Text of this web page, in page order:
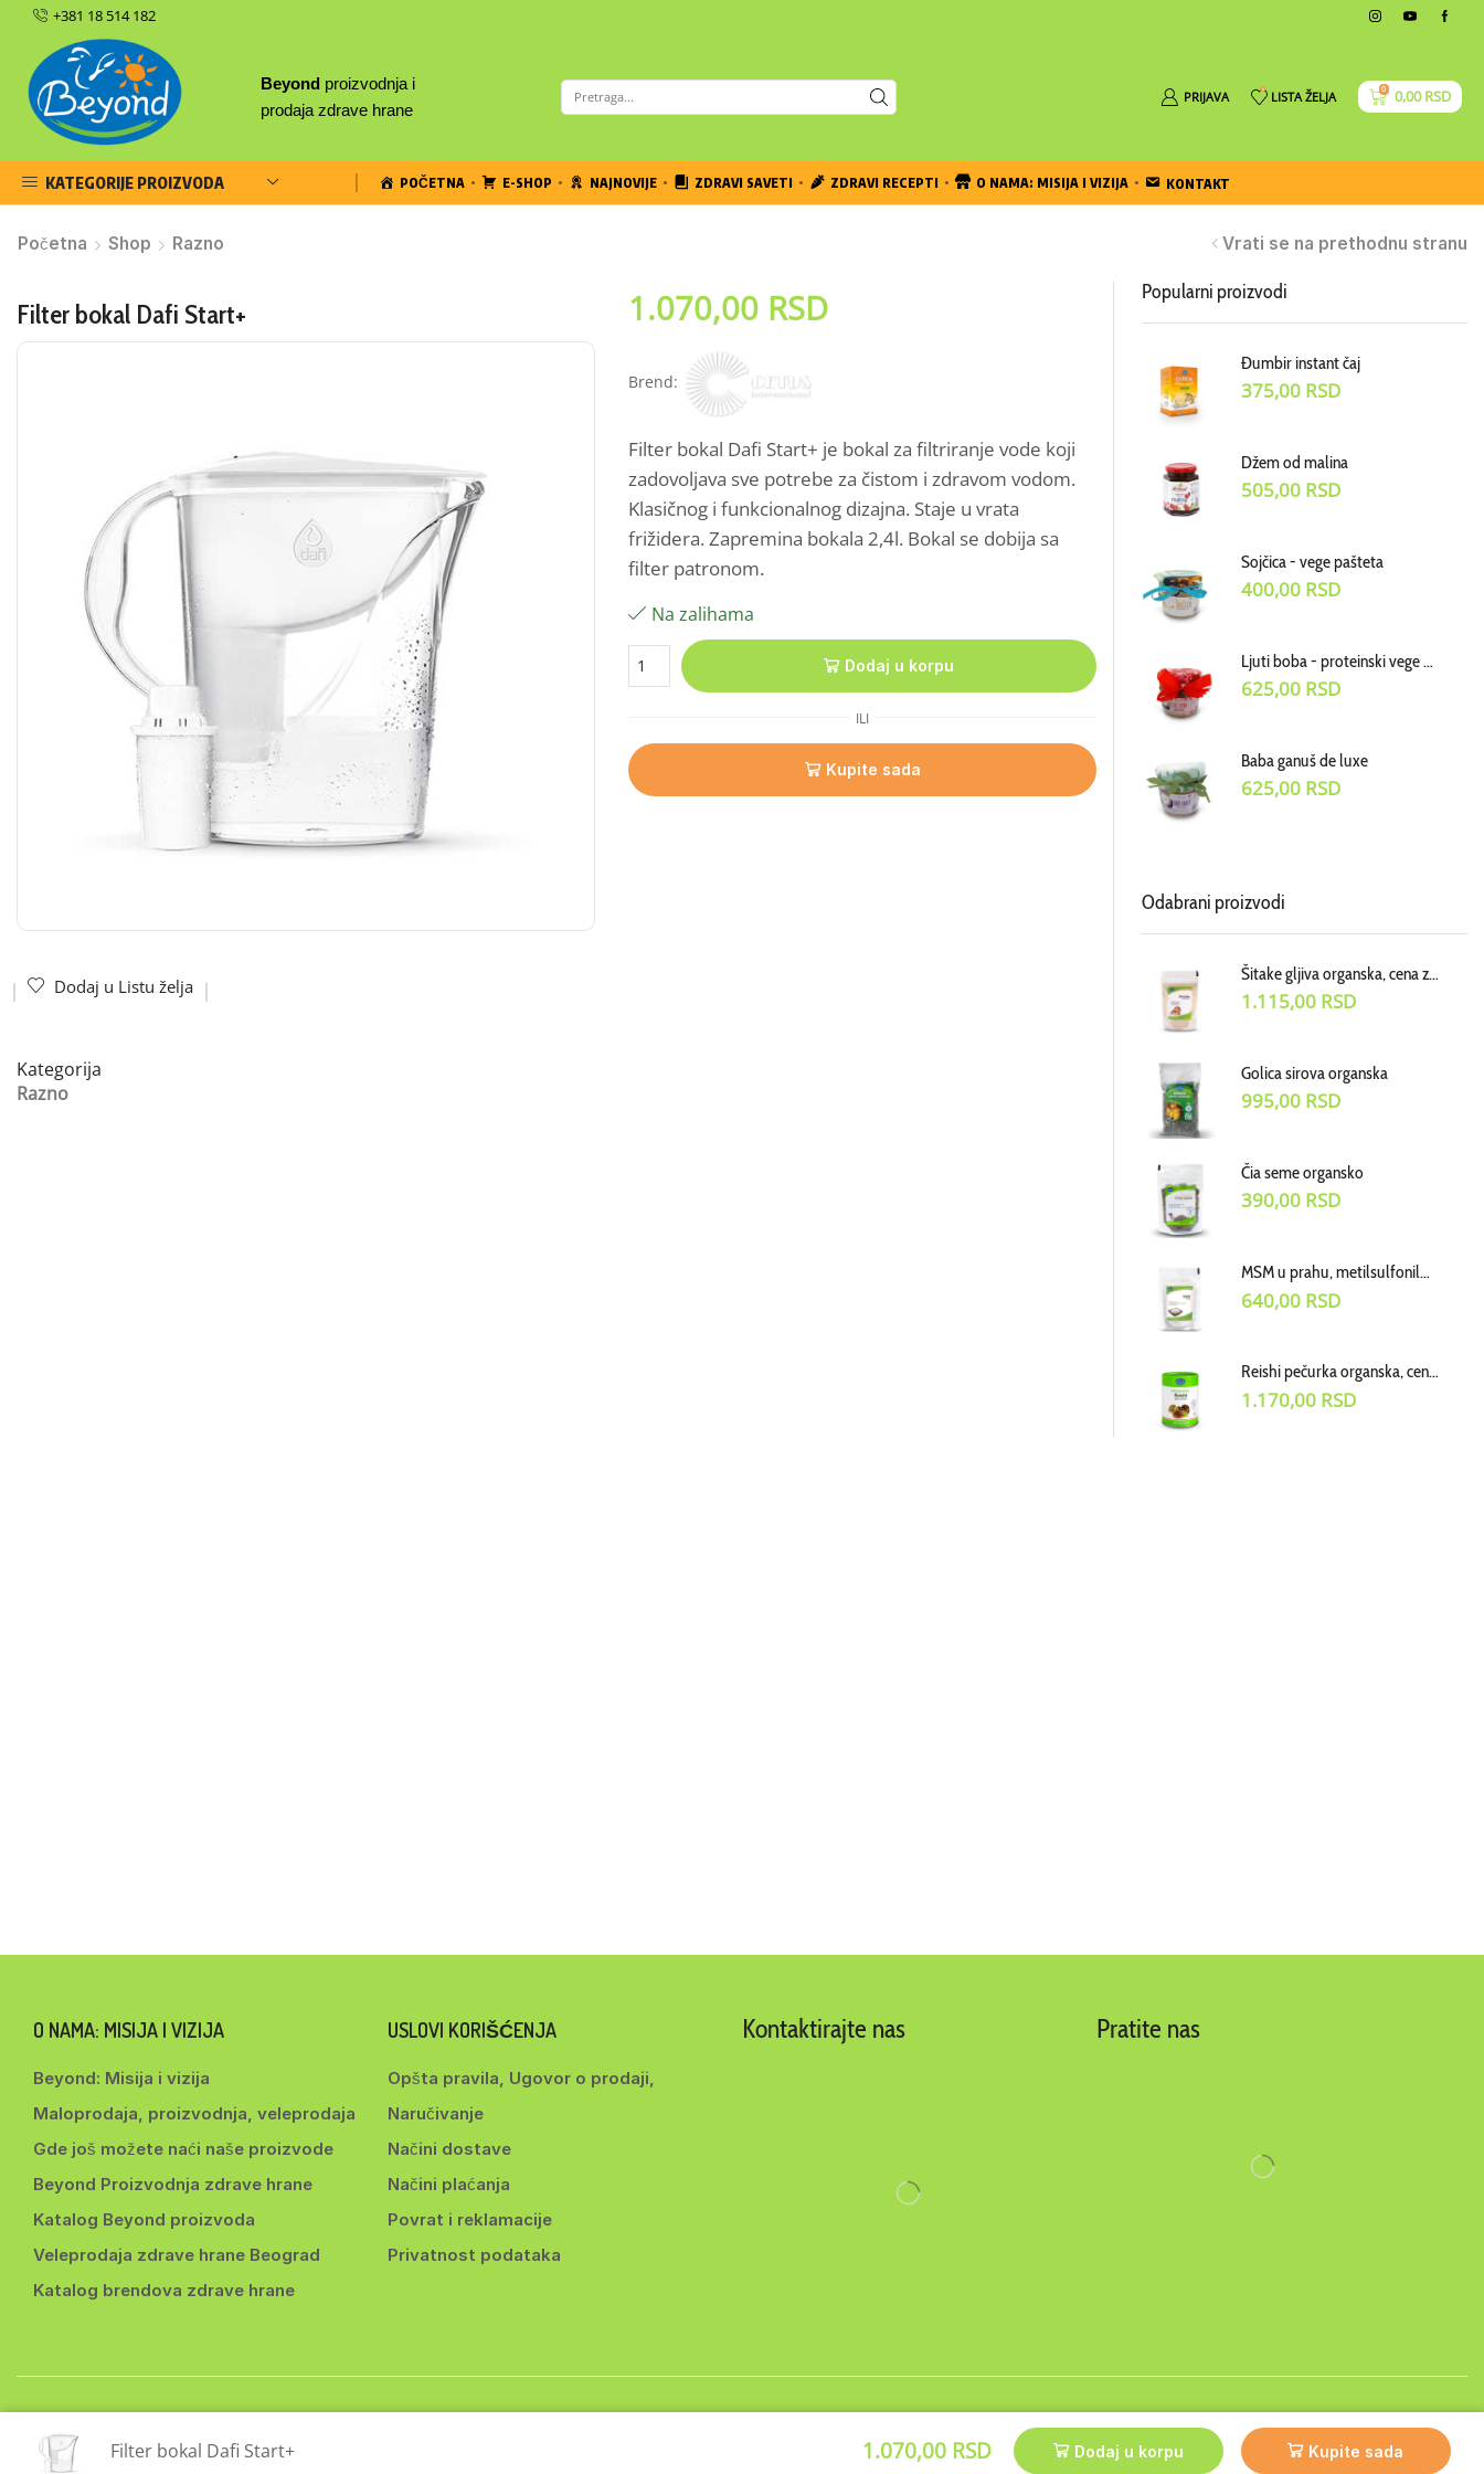
+381 18 514 182
Beyond proizvodnja i
prodaja zdrave hrane
PRIJAVA 0 LISTA ŽELJA 0 0,00RSD
KATEGORIJE PROIZVODA POČETNA E-SHOP NAJNOVIJE ZDRAVI SAVETI ZDRAVI RECEPTI O NAMA: MISIJA I VIZIJA KONTAKT
Početna Shop Razno Vrati se na prethodnu stranu
Filter bokal Dafi Start+ 1.070,00 RSD
Brend:
Filter bokal Dafi Start+ je bokal za filtriranje vode koji
zadovoljava sve potrebe za čistom i zdravom vodom.
Klasičnog i funkcionalnog dizajna. Staje u vrata
frižidera. Zapremina bokala 2,4l. Bokal se dobija sa
filter patronom.
Na zalihama
Dodaj u korpu
ILI
Kupite sada
Dodaj u Listu želja
Kategorija
Razno
Popularni proizvodi
Đumbir instant čaj
375,00 RSD
Džem od malina
505,00 RSD
Sojčica - vege pašteta
400,00 RSD
Ljuti boba - proteinski vege dodatak uz jela
625,00 RSD
Baba ganuš de luxe
625,00 RSD
Odabrani proizvodi
Šitake gljiva organska, cena za 100g
1.115,00 RSD
Golica sirova organska
995,00 RSD
Čia seme organsko
390,00 RSD
MSM u prahu, metilsulfonilmetan dodatak ishrani, cena za 100g
640,00 RSD
Reishi pečurka organska, cena za 100g
1.170,00 RSD
O NAMA: MISIJA I VIZIJA
Beyond: Misija i vizija
Maloprodaja, proizvodnja, veleprodaja
Gde još možete naći naše proizvode
Beyond Proizvodnja zdrave hrane
Katalog Beyond proizvoda
Veleprodaja zdrave hrane Beograd
Katalog brendova zdrave hrane
USLOVI KORIŠĆENJA
Opšta pravila, Ugovor o prodaji,
Naručivanje
Načini dostave
Načini plaćanja
Povrat i reklamacije
Privatnost podataka
Kontaktirajte nas Pratite nas
Filter bokal Dafi Start+ 1.070,00 RSD Dodaj u korpu Kupite sada